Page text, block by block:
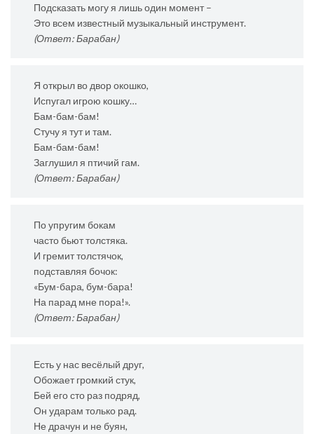
Подсказать могу я лишь один момент –
Это всем известный музыкальный инструмент.
(Ответ: Барабан)
Я открыл во двор окошко,
Испугал игрою кошку…
Бам-бам-бам!
Стучу я тут и там.
Бам-бам-бам!
Заглушил я птичий гам.
(Ответ: Барабан)
По упругим бокам
часто бьют толстяка.
И гремит толстячок,
подставляя бочок:
«Бум-бара, бум-бара!
На парад мне пора!».
(Ответ: Барабан)
Есть у нас весёлый друг,
Обожает громкий стук,
Бей его сто раз подряд,
Он ударам только рад.
Не драчун и не буян,